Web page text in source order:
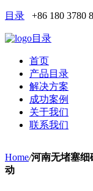
目录 +86 180 3780
目录
首页
产品目录
解决方案
成功案例
关于我们
联系我们
Home/河南无堵塞
动